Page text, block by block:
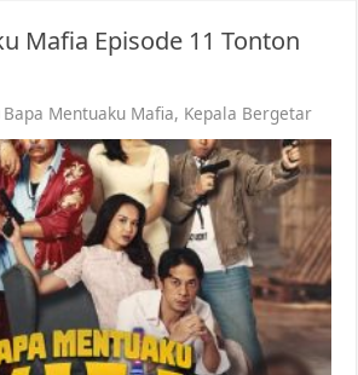
Mafia Episode 11 Tonton
Bapa Mentuaku Mafia, Kepala Bergetar